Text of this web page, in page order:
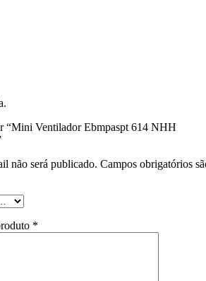
“Mini Ventilador Ebmpaspt 614 NHH
não será publicado. Campos obrigatórios
*